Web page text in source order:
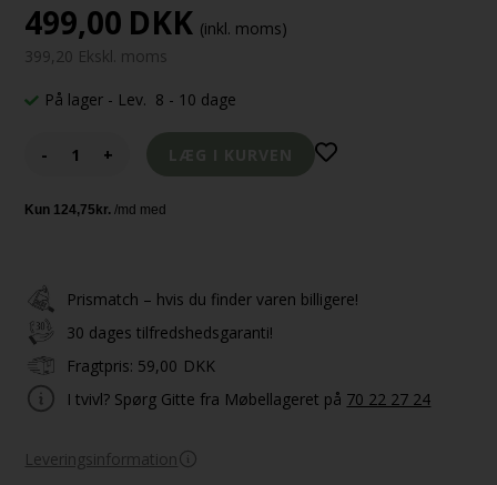
499,00 DKK (inkl. moms)
399,20 Ekskl. moms
På lager - Lev. 8 - 10 dage
- +
Prismatch – hvis du finder varen billigere!
30 dages tilfredshedsgaranti!
Fragtpris: 59,00 DKK
I tvivl? Spørg Gitte fra Møbellageret på 70 22 27 24
Leveringsinformation